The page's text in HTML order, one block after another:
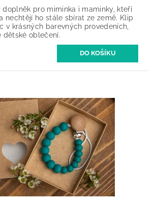
pro miminka i maminky, kteří
nechtějí ho stále sbírat ze země. Klip
v krásných barevných provedeních,
dětské oblečení.